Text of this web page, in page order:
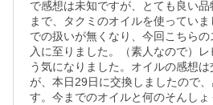
で感想は未知ですが、とても良い
まで、タクミのオイルを使ってい
での扱いが無くなり、今回こちら
入に至りました。（素人なので）
う気になりました。オイルの感想
が、本日29日に交換しましたので
す。今までのオイルと何のそんしょ